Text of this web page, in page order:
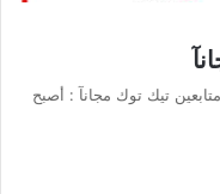
تيك توك مجانآ : أصبح